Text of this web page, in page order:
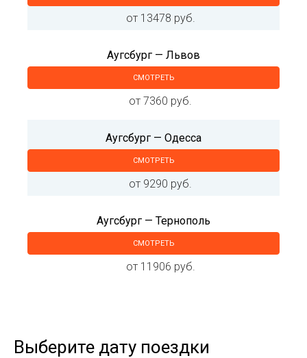
от 13478 руб.
Аугсбург — Львов
СМОТРЕТЬ
от 7360 руб.
Аугсбург — Одесса
СМОТРЕТЬ
от 9290 руб.
Аугсбург — Тернополь
СМОТРЕТЬ
от 11906 руб.
Выберите дату поездки